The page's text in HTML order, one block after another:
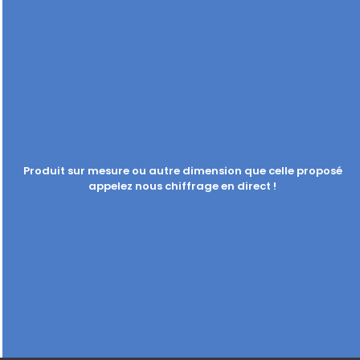
Produit sur mesure ou autre dimension que celle proposé
appelez nous chiffrage en direct !